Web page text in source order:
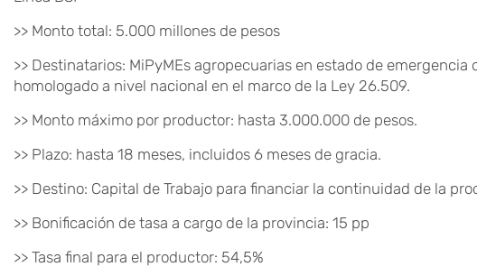
>> Monto total: 5.000 millones de pesos
>> Destinatarios: MiPyMEs agropecuarias en estado de emergencia
homologado a nivel nacional en el marco de la Ley 26.509.
>> Monto máximo por productor: hasta 3.000.000 de pesos.
>> Plazo: hasta 18 meses, incluidos 6 meses de gracia.
>> Destino: Capital de Trabajo para financiar la continuidad de la
>> Bonificación de tasa a cargo de la provincia: 15 pp
>> Tasa final para el productor: 54,5%